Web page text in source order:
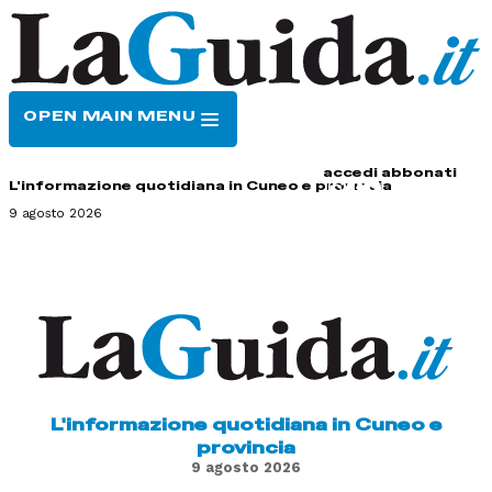
OPEN MAIN MENU
accedi abbonati
L'informazione quotidiana in Cuneo e provincia
9 agosto 2026
L'informazione quotidiana in Cuneo e
provincia
9 agosto 2026